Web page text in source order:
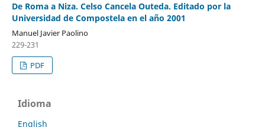
De Roma a Niza. Celso Cancela Outeda. Editado por la
Universidad de Compostela en el año 2001
Manuel Javier Paolino
229-231
PDF
Idioma
English